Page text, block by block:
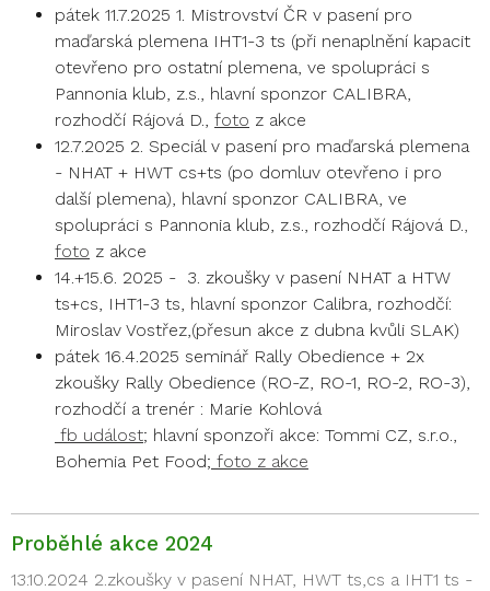
pátek 11.7.2025 1. Mistrovství ČR v pasení pro
maďarská plemena IHT1-3 ts (při nenaplnění kapacit
otevřeno pro ostatní plemena, ve spolupráci s
Pannonia klub, z.s., hlavní sponzor CALIBRA,
rozhodčí Rájová D., foto z akce
12.7.2025 2. Speciál v pasení pro maďarská plemena
- NHAT + HWT cs+ts (po domluv otevřeno i pro
další plemena), hlavní sponzor CALIBRA, ve
spolupráci s Pannonia klub, z.s., rozhodčí Rájová D.,
foto z akce
14.+15.6. 2025 - 3. zkoušky v pasení NHAT a HTW
ts+cs, IHT1-3 ts, hlavní sponzor Calibra, rozhodčí:
Miroslav Vostřez,(přesun akce z dubna kvůli SLAK)
pátek 16.4.2025 seminář Rally Obedience + 2x
zkoušky Rally Obedience (RO-Z, RO-1, RO-2, RO-3),
rozhodčí a trenér : Marie Kohlová
fb událost; hlavní sponzoři akce: Tommi CZ, s.r.o.,
Bohemia Pet Food; foto z akce
Proběhlé akce 2024
13.10.2024 2.zkoušky v pasení NHAT, HWT ts,cs a IHT1 ts -